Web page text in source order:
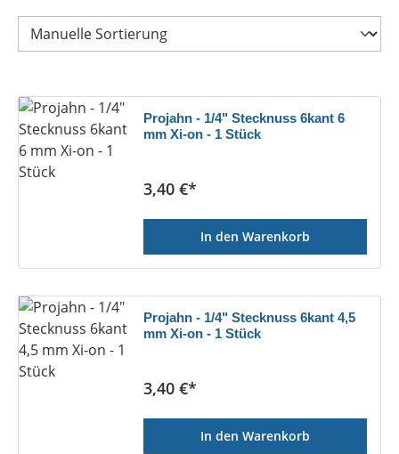
Projahn - 1/4" Stecknuss 6kant 6
mm Xi-on - 1 Stück
Regulärer Preis:
3,40 €*
In den Warenkorb
Projahn - 1/4" Stecknuss 6kant 4,5
mm Xi-on - 1 Stück
Regulärer Preis:
3,40 €*
In den Warenkorb